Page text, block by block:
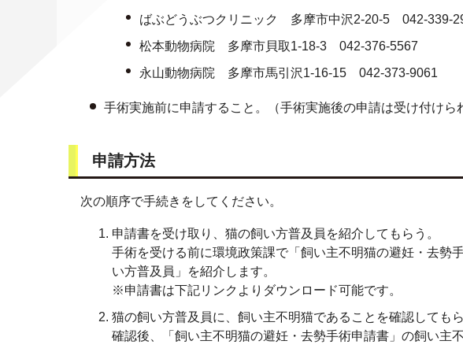
ばぶどうぶつクリニック 多摩市中沢2-20-5 042-339-
松本動物病院 多摩市貝取1-18-3 042-376-5567
永山動物病院 多摩市馬引沢1-16-15 042-373-9061
手術実施前に申請すること。（手術実施後の申請は受け付けら
申請方法
次の順序で手続きをしてください。
申請書を受け取り、猫の飼い方普及員を紹介してもらう。
手術を受ける前に環境政策課で「飼い主不明猫の避妊・去勢
い方普及員」を紹介します。
※申請書は下記リンクよりダウンロード可能です。
猫の飼い方普及員に、飼い主不明猫であることを確認しても
確認後、「飼い主不明猫の避妊・去勢手術申請書」の飼い主